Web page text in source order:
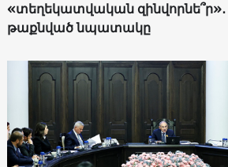
«տեղեկատվական
թաքնված նպատակը